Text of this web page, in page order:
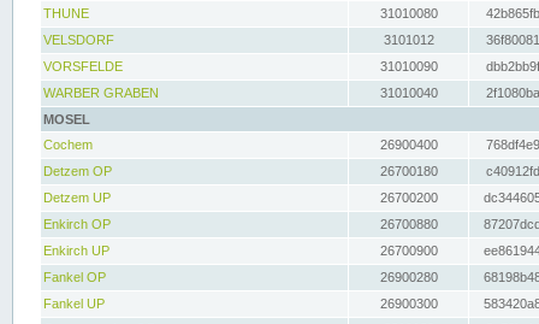
THUNE
31010080
VELSDORF
3101012
VORSFELDE
31010090
WARBER GRABEN
31010040
MOSEL
Cochem
26900400
Detzem OP
26700180
Detzem UP
26700200
Enkirch OP
26700880
Enkirch UP
26700900
Fankel OP
26900280
Fankel UP
26900300